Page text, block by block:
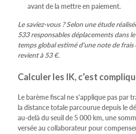
avant de la mettre en paiement.
Le saviez-vous ? Selon une étude
533 responsables déplacements dans
temps global estimé d'une note de
revient à 53 €.
Calculer les IK, c’est
Le barème fiscal ne s'applique pas par
la distance totale parcourue depuis le
au-delà du seuil de 5 000 km, une
versée au collaborateur pour